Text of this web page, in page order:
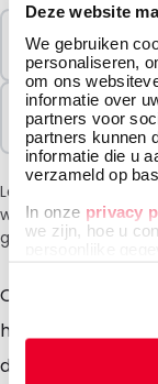
Deze website
We gebruiken
personaliseren,
om ons
informatie over
partners voor
partners kunnen
informatie die u
verzameld op
In onze privacy
we zijn, hoe u
Minimale
1000 Eenheden
Verkocht In
1000 Eenheden
Let op: vanwege
wordt bij het
gebracht.
Onze
herbruikbaar en
duurzaam